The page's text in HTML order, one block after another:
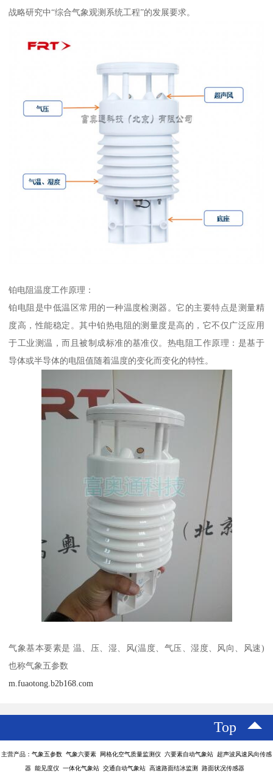
战略研究中“综合气象观测系统工程”的发展要求。
铂电阻温度工作原理：
铂电阻是中低温区常用的一种温度检测器。它的主要特点是测量精
度高，性能稳定。其中铂热电阻的测量度是高的，它不仅广泛应用
于工业测温，而且被制成标准的基准仪。热电阻工作原理：是基于
导体或半导体的电阻值随着温度的变化而变化的特性。
气象基本要素是 温、压、湿、风(温度、气压、湿度、风向、风速)
也称气象五参数
m.fuaotong.b2b168.com
Top
主营产品：气象五参数 气象六要素 网格化空气质量监测仪 六要素自动气象站 超声波风速风向传感
器 能见度仪 一体化气象站 交通自动气象站 高速路面结冰监测 路面状况传感器